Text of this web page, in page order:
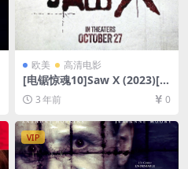
欧美 高清电影
[电锯惊魂10]Saw X (2023)[百
度网盘+夸克网盘1080P超清
未删减资源][网盘在线播放/下
3 年前 0
VIP